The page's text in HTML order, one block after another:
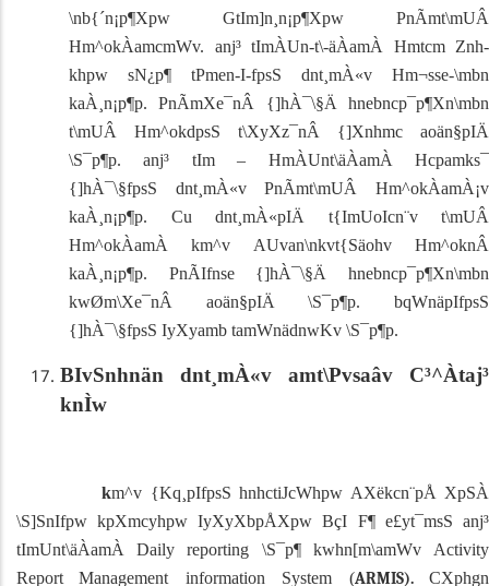
\nb{´n¡p¶Xpw GtIm]n¸n¡p¶Xpw PnÃmt\mUÂ
Hm^okÀamcmWv. anj³ tImÀUn-t\-äÀamÀ Hmtcm Znh-
khpw sN¿p¶ tPmen-I-fpsS dnt¸mÀ«v Hm¬sse-\mbn
kaÀ¸n¡p¶p. PnÃmXe¯nÂ {]hÀ¯\§Ä hnebncp¯p¶Xn\mbn
t\mUÂ Hm^okdpsS t\XyXz¯nÂ {]Xnhmc aoän§pIÄ
\S¯p¶p. anj³ tIm– HmÀUnt\äÀamÀ Hcpamks¯
{]hÀ¯\§fpsS dnt¸mÀ«v PnÃmt\mUÂ Hm^okÀamÀ¡v
kaÀ¸n¡p¶p. Cu dnt¸mÀ«pIÄ t{ImUoIcn¨v t\mUÂ
Hm^okÀamÀ km^v AUvan\nkvt{Säohv Hm^oknÂ
kaÀ¸n¡p¶p. PnÃIfnse {]hÀ¯\§Ä hnebncp¯p¶Xn\mbn
kwØm\Xe¯nÂ aoän§pIÄ \S¯p¶p. bqWnäpIfpsS
{]hÀ¯\§fpsS IyXyamb tamWnädnwKv \S¯p¶p.
BIvSnhnän dnt¸mÀ«v amt\Pvsaâv C³^Àtaj³
knÌw
km^v {Kq¸pIfpsS hnhctiJcWhpw AXëkcn¨pÅ XpSÀ
\S]SnIfpw kpXmcyhpw IyXyXbpÅXpw BçI F¶ e£yt¯msS anj³
tImUnt\äÀamÀDaily reporting \S¯p¶ kwhn[m\amWv Activity
Report
Management information System (ARMIS).CXphgn